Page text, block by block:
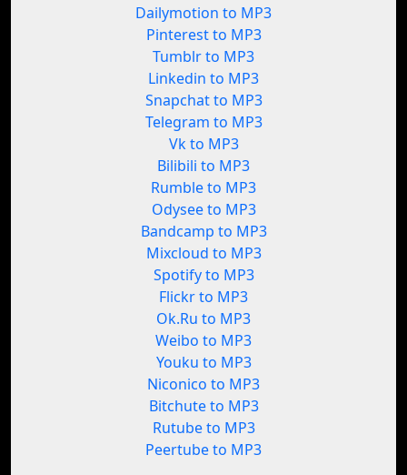
Dailymotion to MP3
Pinterest to MP3
Tumblr to MP3
Linkedin to MP3
Snapchat to MP3
Telegram to MP3
Vk to MP3
Bilibili to MP3
Rumble to MP3
Odysee to MP3
Bandcamp to MP3
Mixcloud to MP3
Spotify to MP3
Flickr to MP3
Ok.Ru to MP3
Weibo to MP3
Youku to MP3
Niconico to MP3
Bitchute to MP3
Rutube to MP3
Peertube to MP3